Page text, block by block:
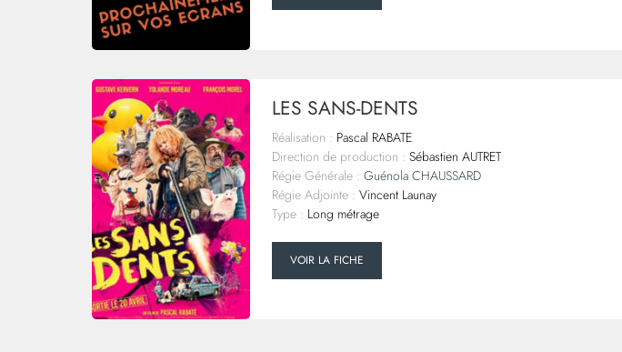
LES SANS-DENTS
Réalisation : Pascal RABATE
Direction de production : Sébastien AUTRET
Régie Générale : Guénola CHAUSSARD
Régie Adjointe : Vincent Launay
Type : Long métrage
VOIR LA FICHE